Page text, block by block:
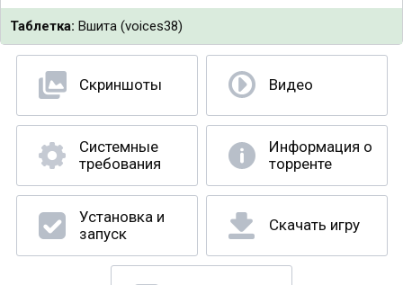
Таблетка: Вшита (voices38)
Скриншоты Видео
Системные
требования
Информация о
торренте
Установка и
запуск
Скачать игру